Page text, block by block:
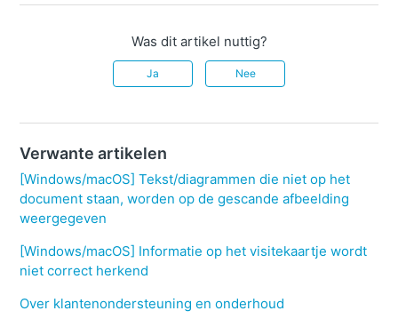
Was dit artikel nuttig?
Ja Nee
Verwante artikelen
[Windows/macOS] Tekst/diagrammen die niet op het
document staan, worden op de gescande afbeelding
weergegeven
[Windows/macOS] Informatie op het visitekaartje wordt
niet correct herkend
Over klantenondersteuning en onderhoud